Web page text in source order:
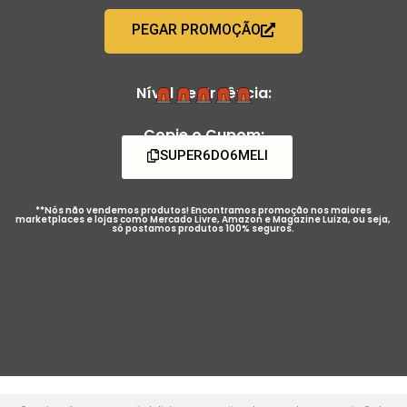
PEGAR PROMOÇÃO
Nível de Urgência:
Copie o Cupom:
SUPER6DO6MELI
**Nós não vendemos produtos! Encontramos promoção nos maiores
marketplaces e lojas como Mercado Livre, Amazon e Magazine Luiza, ou seja,
só postamos produtos 100% seguros.